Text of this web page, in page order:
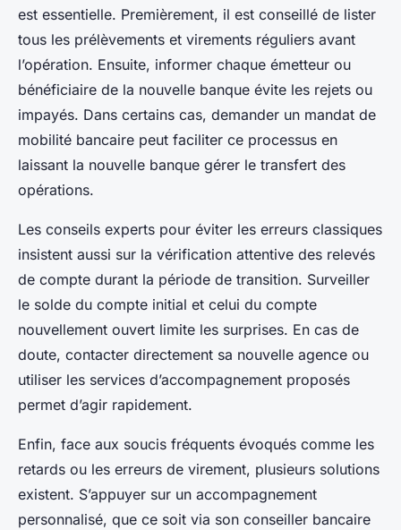
est essentielle. Premièrement, il est conseillé de lister
tous les prélèvements et virements réguliers avant
l’opération. Ensuite, informer chaque émetteur ou
bénéficiaire de la nouvelle banque évite les rejets ou
impayés. Dans certains cas, demander un mandat de
mobilité bancaire peut faciliter ce processus en
laissant la nouvelle banque gérer le transfert des
opérations.
Les conseils experts pour éviter les erreurs classiques
insistent aussi sur la vérification attentive des relevés
de compte durant la période de transition. Surveiller
le solde du compte initial et celui du compte
nouvellement ouvert limite les surprises. En cas de
doute, contacter directement sa nouvelle agence ou
utiliser les services d’accompagnement proposés
permet d’agir rapidement.
Enfin, face aux soucis fréquents évoqués comme les
retards ou les erreurs de virement, plusieurs solutions
existent. S’appuyer sur un accompagnement
personnalisé, que ce soit via son conseiller bancaire